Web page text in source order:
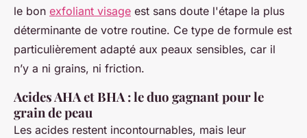
le bon exfoliant visage est sans doute l'étape la plus
déterminante de votre routine. Ce type de formule est
particulièrement adapté aux peaux sensibles, car il
n’y a ni grains, ni friction.
Acides AHA et BHA : le duo gagnant pour le
grain de peau
Les acides restent incontournables, mais leur